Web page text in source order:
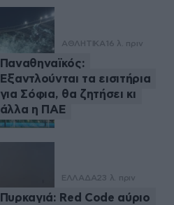
ΑΘΛΗΤΙΚΑ 16 λ. πριν
Παναθηναϊκός:
Εξαντλούνται τα εισιτήρια
για Σόφια, θα ζητήσει κι
άλλα η ΠΑΕ
ΕΛΛΑΔΑ23 λ. πριν
Πυρκαγιά: Red Code αύριο